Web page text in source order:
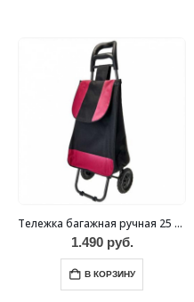
Тележка багажная ручная 25 кг DT-20 черная с красным
1.490руб.
В КОРЗИНУ